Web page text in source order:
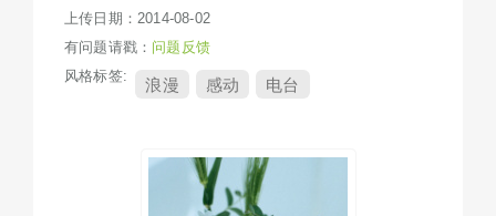
上传日期：2014-08-02
有问题请戳： 问题反馈
风格标签:
浪漫 感动 电台